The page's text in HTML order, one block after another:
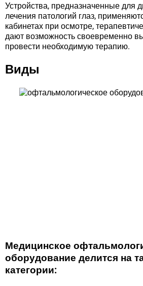
Устройства, предназначенные для
лечения патологий глаз,
кабинетах при осмотре,
дают возможность своевременно
провести необходимую терапию.
Виды
Медицинское
оборудование делится на
категории: